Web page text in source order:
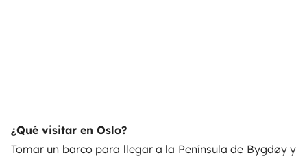
¿Qué visitar en Oslo?
Tomar un barco para llegar a la Península de Bygdøy y